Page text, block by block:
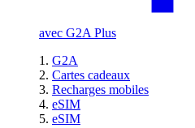
avec G2A Plus
G2A
Cartes cadeaux
Recharges mobiles
eSIM
eSIM